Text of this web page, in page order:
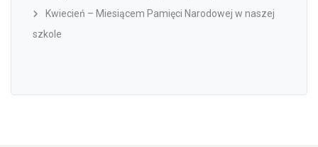
Kwiecień – Miesiącem Pamięci Narodowej w naszej
szkole